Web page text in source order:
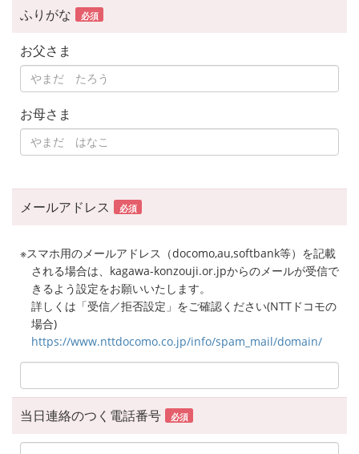
ふりがな 必須
お父さま
お母さま
メールアドレス 必須
※スマホ用のメールアドレス（docomo,au,softbank等）を記載
される場合は、kagawa-konzouji.or.jpからのメールが受信で
きるよう設定をお願いいたします。
詳しくは「受信／拒否設定」をご確認ください(NTTドコモの
場合)
https://www.nttdocomo.co.jp/info/spam_mail/domain/
当日連絡のつく電話番号 必須